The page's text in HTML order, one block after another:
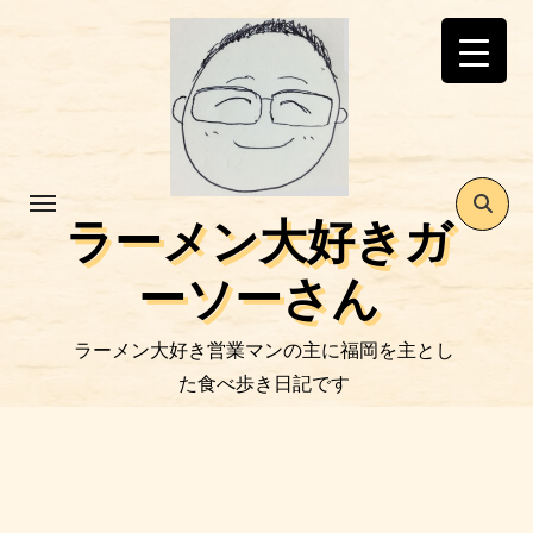
ラーメン大好きガ
ーソーさん
ラーメン大好き営業マンの主に福岡を主とし
た食べ歩き日記です